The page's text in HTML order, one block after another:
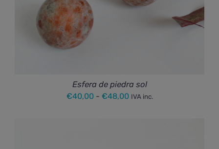
Esfera de piedra sol
€40,00 - €48,00Rango
IVA inc.